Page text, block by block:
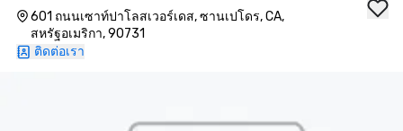
601 ถนนเซาท์ปาโลสเวอร์เดส, ซานเปโดร, CA,
สหรัฐอเมริกา, 90731
ติดต่อเรา